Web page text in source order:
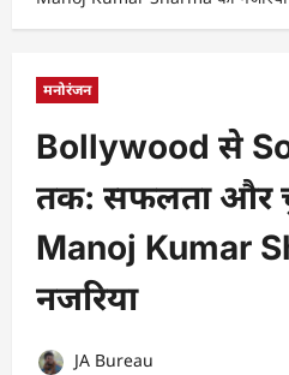
मनोरंजन
Bollywood से
तक: सफलता और
Manoj Kumar
नजरिया
JA Bureau